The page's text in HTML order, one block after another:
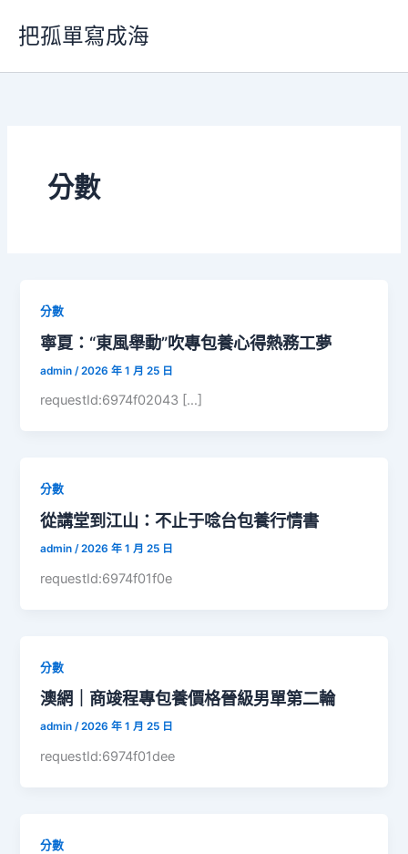
要
把孤單寫成海
分數
分數
寧夏：“東風舉動”吹專包養心得熱務工夢
admin /2026 年 1 月 25 日
requestId:6974f02043 […]
分數
從講堂到江山：不止于唸台包養行情書
admin/2026 年 1 月 25 日
requestId:6974f01f0e
分數
澳網｜商竣程專包養價格晉級男單第二輪
admin/2026 年 1 月 25 日
requestId:6974f01dee
分數